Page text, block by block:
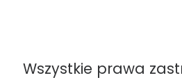
Wszystkie prawa